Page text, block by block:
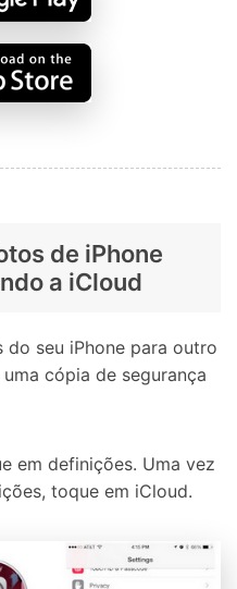
de iPhone
a iCloud
do seu iPhone para outro
cópia de segurança
em definições. Uma vez
toque em iCloud.